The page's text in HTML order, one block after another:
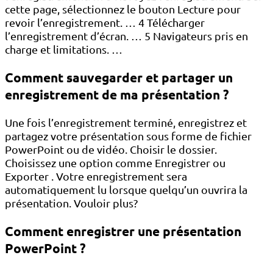
cette page, sélectionnez le bouton Lecture pour
revoir l’enregistrement. … 4 Télécharger
l’enregistrement d’écran. … 5 Navigateurs pris en
charge et limitations. …
Comment sauvegarder et partager un
enregistrement de ma présentation ?
Une fois l’enregistrement terminé, enregistrez et
partagez votre présentation sous forme de fichier
PowerPoint ou de vidéo. Choisir le dossier.
Choisissez une option comme Enregistrer ou
Exporter . Votre enregistrement sera
automatiquement lu lorsque quelqu’un ouvrira la
présentation. Vouloir plus?
Comment enregistrer une présentation
PowerPoint ?